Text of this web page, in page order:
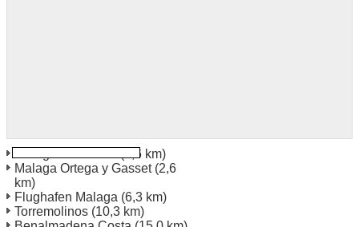
Malaga Carretería(1,6 km)
Malaga Ortega y Gasset(2,6
km)
Flughafen Malaga (6,3 km)
Torremolinos (10,3 km)